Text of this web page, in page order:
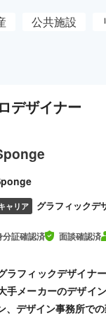
公共施設
デザイナー
ャリア グラフィックデ
分証確認済 面談確認済
ラフィックデザイナ
手メーカーのデザイ
、デザイン事務所で